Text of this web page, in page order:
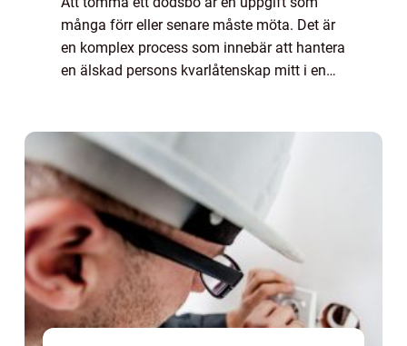
många förr eller senare måste möta. Det är
en komplex process som innebär att hantera
en älskad persons kvarlåtenskap mitt i en